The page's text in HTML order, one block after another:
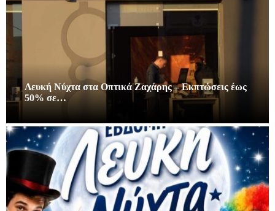
Λευκή Νύχτα στα Οπτικά Ζαχάρης – Εκπτώσεις έως
50% σε…